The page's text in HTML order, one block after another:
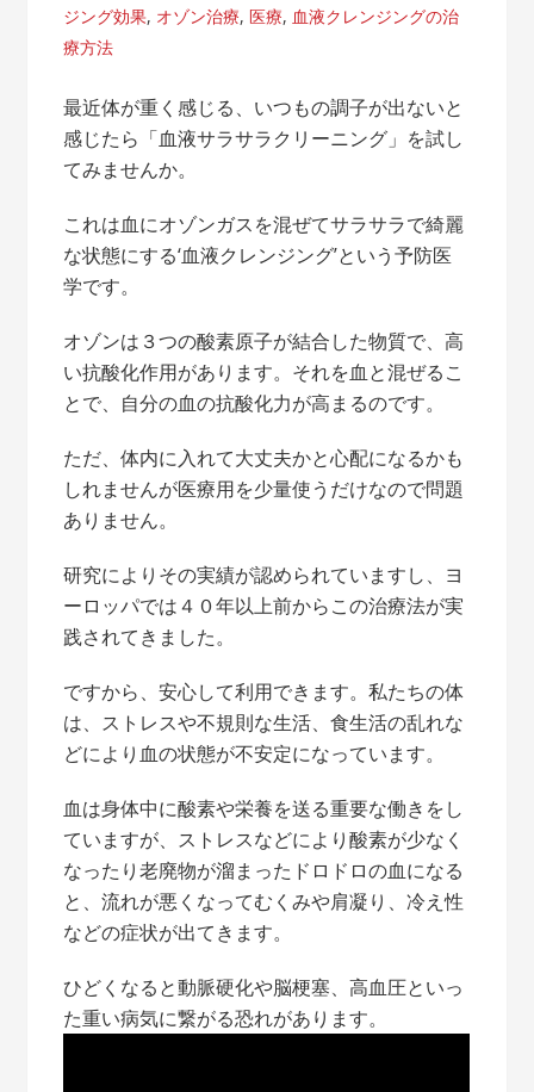
ジング効果, オゾン治療,医療, 血液クレンジングの治
療方法
最近体が重く感じる、いつもの調子が出ないと
感じたら「血液サラサラクリーニング」を試し
てみませんか。
これは血にオゾンガスを混ぜてサラサラで綺麗
な状態にする‘血液クレンジング’という予防医
学です。
オゾンは３つの酸素原子が結合した物質で、高
い抗酸化作用があります。それを血と混ぜるこ
とで、自分の血の抗酸化力が高まるのです。
ただ、体内に入れて大丈夫かと心配になるかも
しれませんが医療用を少量使うだけなので問題
ありません。
研究によりその実績が認められていますし、ヨ
ーロッパでは４０年以上前からこの治療法が実
践されてきました。
ですから、安心して利用できます。私たちの体
は、ストレスや不規則な生活、食生活の乱れな
どにより血の状態が不安定になっています。
血は身体中に酸素や栄養を送る重要な働きをし
ていますが、ストレスなどにより酸素が少なく
なったり老廃物が溜まったドロドロの血になる
と、流れが悪くなってむくみや肩凝り、冷え性
などの症状が出てきます。
ひどくなると動脈硬化や脳梗塞、高血圧といっ
た重い病気に繋がる恐れがあります。